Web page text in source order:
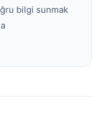
bilgi sunmak